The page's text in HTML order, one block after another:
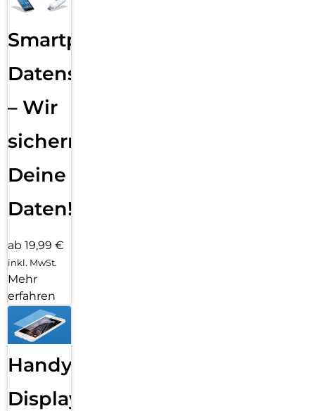
Smartphone
Datensicherung
– Wir
sichern
Deine
Daten!
ab 19,99 €
inkl. MwSt.
Mehr
erfahren
Handy
Displayfolie